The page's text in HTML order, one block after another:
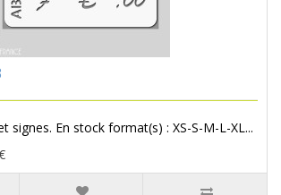
signes. En stock format(s) : XS-S-M-L-XL...